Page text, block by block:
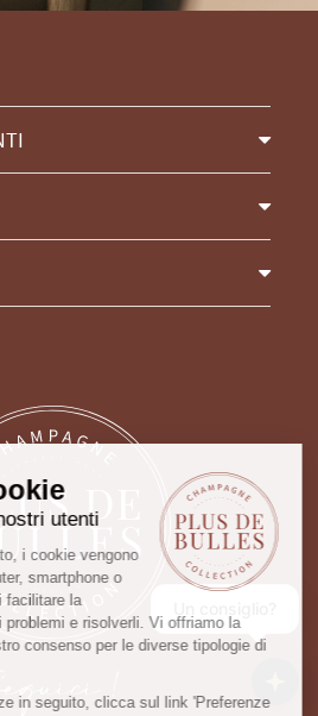
!
utenti
i cookie vengono
smartphone o
facilitare la
problemi e risolverli. Vi offriamo la
consenso per le diverse tipologie di
in seguito, clicca sul link 'Preferenze